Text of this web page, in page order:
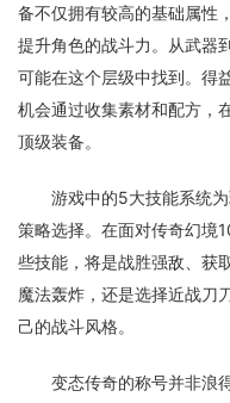
备不仅拥有较高的基础属性
提升角色的战斗力。从武器
可能在这个层级中找到。得
机会通过收集素材和配方，
顶级装备。
游戏中的5大技能系统
策略选择。在面对传奇幻境
些技能，将是战胜强敌、获
魔法轰炸，还是选择近战刀
己的战斗风格。
变态传奇的称号并非浪